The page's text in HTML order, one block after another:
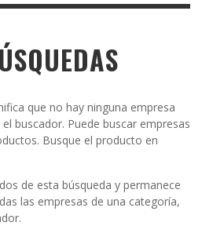
que no hay ninguna empresa
buscador. Puede buscar empresas
Busque el producto en
de esta búsqueda y permanece
las empresas de una categoría,